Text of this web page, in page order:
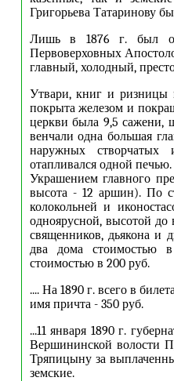
Григорьева Татаринову
Лишь в 1876 г. был
Первоверховных
главный, холодный,
Утвари, книг и ризницы
покрыта железом и
церкви была 9,5 сажени,
венчали одна большая
наружных
отапливался одной печью.
Украшением главного
высота - 12 аршин). По
колокольней и
одноярусной, высотой до
священников, дьякона и
два дома стоимостью
стоимостью в 200 руб.
.... На 1890 г. всего в
имя причта - 350 руб.
...11 января 1890 г.
Вершининской волости
Тряпицыну за
земские.